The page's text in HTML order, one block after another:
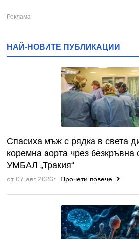
НАЙ-НОВИТЕ ПУБЛИКАЦИИ
Спасиха мъж с рядка в света
коремна аорта чрез безкръвна
УМБАЛ „Тракия“
от 07 авг 2026г. Прочети повече